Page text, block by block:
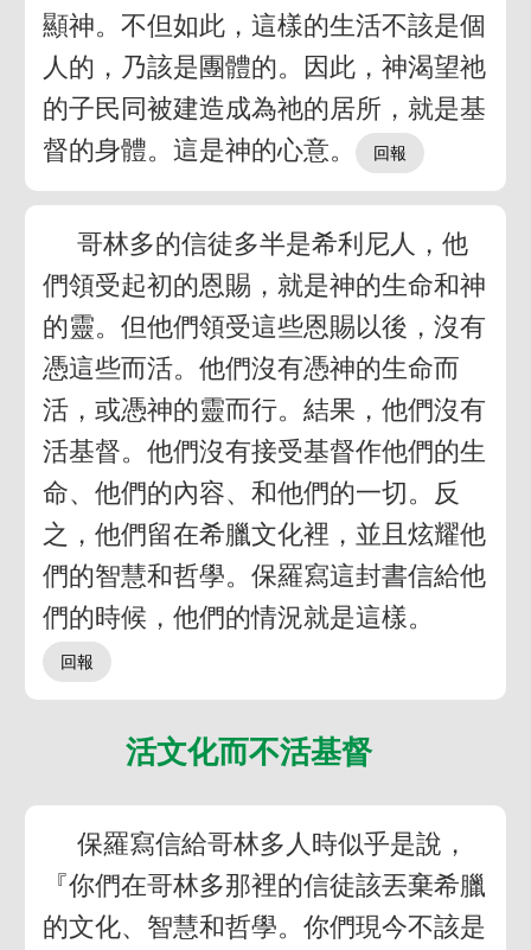
顯神。不但如此，這樣的生活不該是個
人的，乃該是團體的。因此，神渴望祂
的子民同被建造成為祂的居所，就是基
督的身體。這是神的心意。
哥林多的信徒多半是希利尼人，他
們領受起初的恩賜，就是神的生命和神
的靈。但他們領受這些恩賜以後，沒有
憑這些而活。他們沒有憑神的生命而
活，或憑神的靈而行。結果，他們沒有
活基督。他們沒有接受基督作他們的生
命、他們的內容、和他們的一切。反
之，他們留在希臘文化裡，並且炫耀他
們的智慧和哲學。保羅寫這封書信給他
們的時候，他們的情況就是這樣。
活文化而不活基督
保羅寫信給哥林多人時似乎是說，
『你們在哥林多那裡的信徒該丟棄希臘
的文化、智慧和哲學。你們現今不該是